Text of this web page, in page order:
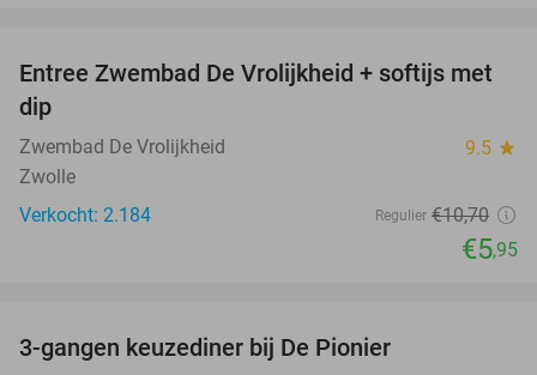
44%
Entree Zwembad De Vrolijkheid + softijs met
dip
Zwembad De Vrolijkheid 9.5 star
Zwolle
Verkocht: 2.184
Regulier €10,70
€5,95
3-gangen keuzediner bij De Pionier